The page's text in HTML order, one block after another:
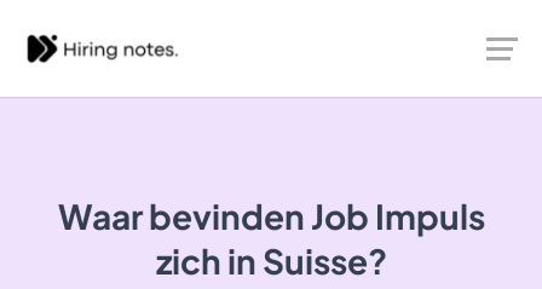
Waar bevinden Job Impuls
zich in Suisse?